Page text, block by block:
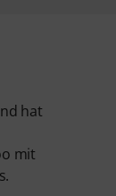
hat
mit